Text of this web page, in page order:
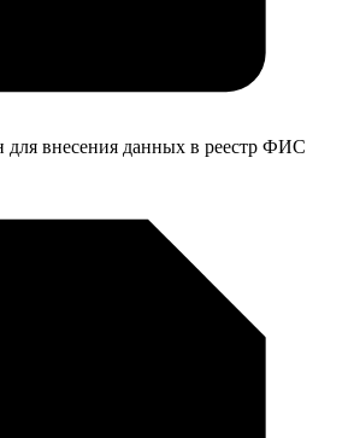
внесения данных в реестр ФИС